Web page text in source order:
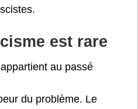
est rare
au passé
du problème. Le